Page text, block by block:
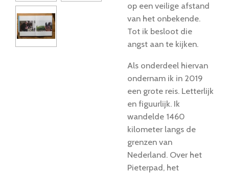
op een veilige afstand
van het onbekende.
Tot ik besloot die
angst aan te kijken.
Als onderdeel hiervan
ondernam ik in 2019
een grote reis. Letterlijk
en figuurlijk. Ik
wandelde 1460
kilometer langs de
grenzen van
Nederland. Over het
Pieterpad, het